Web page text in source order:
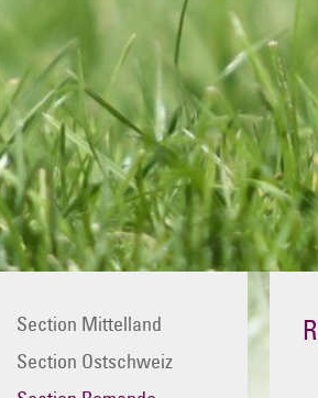
Section Mittelland
Section Ostschweiz